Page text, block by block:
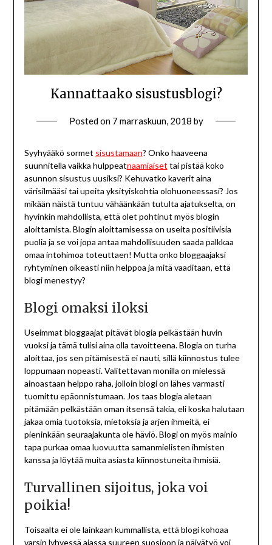
Kannattaako sisustusblogi?
Posted on 7 marraskuun, 2018 by
Syyhyääkö sormet sisustamaan? Onko haaveena
suunnitella vaikka hulppeatnaamiaiset tai pistää koko
asunnon sisustus uusiksi? Kehuvatko kaverit aina
värisilmääsi tai upeita yksityiskohtia olohuoneessasi? Jos
mikään näistä tuntuu vähäänkään tutulta ajatukselta, on
hyvinkin mahdollista, että olet pohtinut myös blogin
aloittamista. Blogin aloittamisessa on useita positiivisia
puolia ja se voi jopa antaa mahdollisuuden saada palkkaa
omaa intohimoa toteuttaen! Mutta onko bloggaajaksi
ryhtyminen oikeasti niin helppoa ja mitä vaaditaan, että
blogi menestyy?
Blogi omaksi iloksi
Useimmat bloggaajat pitävät blogia pelkästään huvin
vuoksi ja tämä tulisi aina olla tavoitteena. Blogia on turha
aloittaa, jos sen pitämisestä ei nauti, sillä kiinnostus tulee
loppumaan nopeasti. Valitettavan monilla on mielessä
ainoastaan helppo raha, jolloin blogi on lähes varmasti
tuomittu epäonnistumaan. Jos taas blogia aletaan
pitämään pelkästään oman itsensä takia, eli koska halutaan
jakaa omia tuotoksia, mietoksia ja arjen ihmeitä, ei
pieninkään seuraajakunta ole häviö. Blogi on myös mainio
tapa purkaa omaa luovuutta samanmielisten ihmisten
kanssa ja löytää muita asiasta kiinnostuneita ihmisiä.
Turvallinen sijoitus, joka voi
poikia!
Toisaalta ei ole lainkaan kummallista, että blogi kohoaa
varsin lyhyessä ajassa suureen suosioon ja päivätyö voi